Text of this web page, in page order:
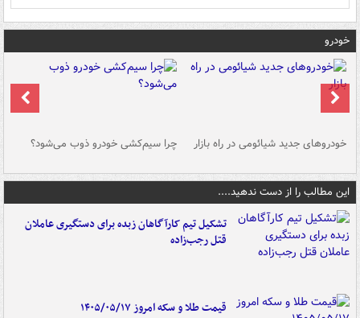
خودرو
خودروهای جدید شیائومی در راه بازار چرا سیم‌کشی خودرو ذوب می‌شود؟
این مطالب را از دست ندهید....
تشکیل تیم کارآگاهان زبده برای دستگیری عاملان
قتل رجب‌زاده
قیمت طلا و سکه امروز ۱۴۰۵/۰۵/۱۷